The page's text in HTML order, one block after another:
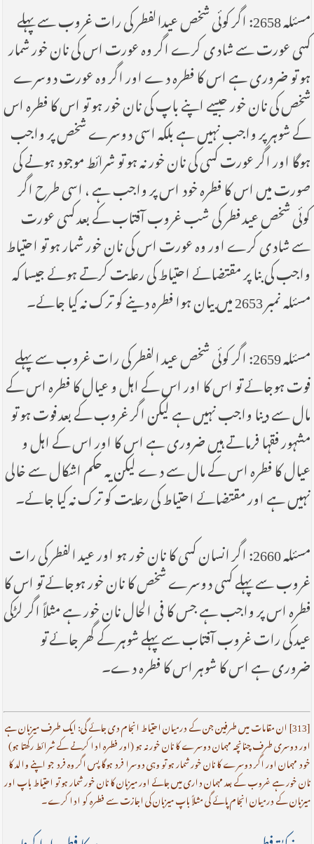
مسئلہ 2658: اگر کوئی شخص عیدالفطر کی رات غروب سے پہلے
کسی عورت سے شادی کرے اگر وہ عورت اس کی نان خور شمار
ہو تو ضروری ہے اس کا فطرہ دے اور اگر وہ عورت دوسرے
شخص کی نان خور جیسے اپنے باپ کی نان خور ہو تو اس کا فطرہ اس
کے شوہر پر واجب نہیں ہے بلکہ اسی دوسرے شخص پر واجب
ہوگا اور اگر عورت کسی کی نان خور نہ ہو تو شرائط موجود ہونے کی
صورت میں اس کا فطرہ خود اس پر واجب ہے ، اسی طرح اگر
کوئی شخص عید فطر کی شب غروب آفتاب کے بعد کسی عورت
سے شادی کرے اور وہ عورت اس کی نان خور شمار ہو تو احتیاط
واجب کی بنا پر مقتضائے احتیاط کی رعایت کرتے ہوئے جیسا کہ
مسئلہ نمبر 2653 میں بیان ہوا فطرہ دینے کو ترک نہ کیا جائے۔
مسئلہ 2659: اگر کوئی شخص عید الفطر کی رات غروب سے پہلے
فوت ہوجائے تو اس کا اور اس کے اہل و عیال کا فطرہ اس کے
مال سے دینا واجب نہیں ہے لیکن اگر غروب کے بعد فوت ہو تو
مشہور فقہا فرماتے ہیں ضروری ہے اس کا اور اس کے اہل و
عیال کا فطرہ اس کے مال سے دے لیکن یہ حکم اشکال سے خالی
نہیں ہے اور مقتضائے احتیاط کی رعایت کو ترک نہ کیا جائے۔
مسئلہ 2660: اگر انسان کسی کا نان خور ہو اور عید الفطر کی رات
غروب سے پہلے کسی دوسرے شخص کا نان خور ہوجائے تو اس کا
فطرہ اس پر واجب ہے جس کا فی الحال نان خور ہے مثلاً اگر لڑکی
عید کی رات غروب آفتاب سے پہلے شوہر کے گھر جائے تو
ضروری ہے اس کا شوہر اس کا فطرہ دے۔
[313] ان مقامات میں طرفین جن کے درمیان احتیاط انجام دی جائے گی: ایک طرف میزبان ہے
اور دوسری طرف چنانچہ مہمان دوسرے کا نان خور نہ ہو (اور فطرہ ادا کرنے کے شرائط رکھتا ہو)
خود مہمان اور اگر دوسرے کا نان خور شمار ہو تو وہی دوسرا فرد ہوگا پس اگر وہ فرد جو اپنے والد کا
نان خور ہے غروب کے بعد مہمان داری میں جائے اور میزبان کا نان خور شمار ہو تو احتیاط باپ اور
میزبان کے درمیان انجام پائے گی مثلاً باپ میزبان کی اجازت سے فطرہ کو ادا کرے۔